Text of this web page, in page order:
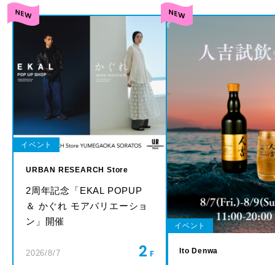
イベント
URBAN RESEARCH Store
2周年記念「EKAL POPUP
＆ かぐれ モアバリエーショ
ン」開催
2026/8/7 2
イベント
Ito Denwa